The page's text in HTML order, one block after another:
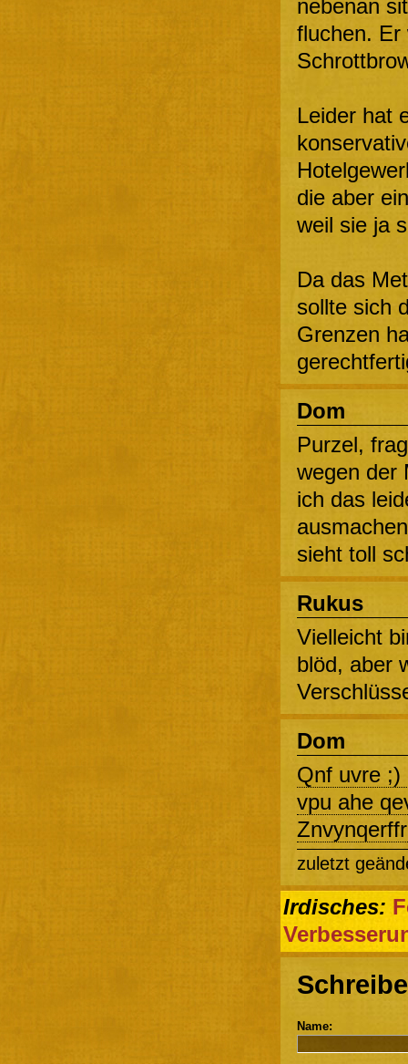
nebenan
fluchen. Er
Leider hat
die aber
weil sie ja
Da das
sollte sich
Grenzen
Dom
Purzel,
wegen der
ich das
sieht toll
Rukus
Vielleicht
blöd, aber
Dom
Qnf uvre ;)
vpu ahe
zuletzt
Irdisches:
Name: